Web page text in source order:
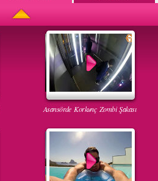
Asansörde Korkunç Zombi Şakası